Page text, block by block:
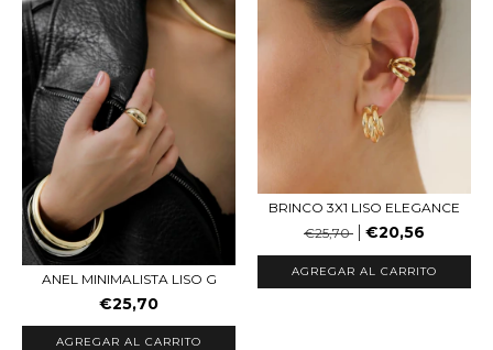
ANEL MINIMALISTA LISO G
€25,70
AGREGAR AL CARRITO
BRINCO 3X1 LISO ELEGANCE
€25,70
€20,56
AGREGAR AL CARRITO